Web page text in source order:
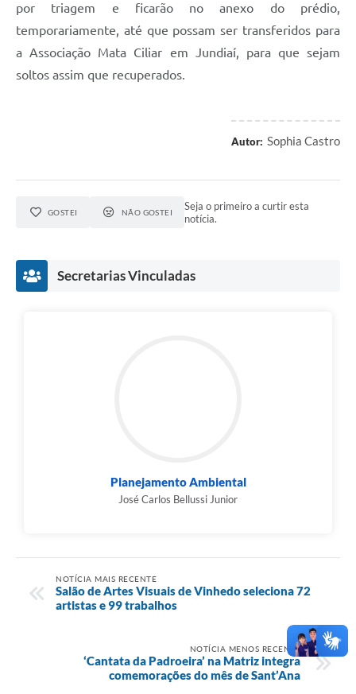
por triagem e ficarão no anexo do prédio,
temporariamente, até que possam ser transferidos para
a Associação Mata Ciliar em Jundiaí, para que sejam
soltos assim que recuperados.
Autor: Sophia Castro
GOSTEI NÃO GOSTEI
Seja o primeiro a curtir esta
notícia.
Secretarias Vinculadas
Planejamento Ambiental
José Carlos Bellussi Junior
NOTÍCIA MAIS RECENTE
Salão de Artes Visuais de Vinhedo seleciona 72
artistas e 99 trabalhos
NOTÍCIA MENOS RECENTE
‘Cantata da Padroeira’ na Matriz integra
comemorações do mês de Sant’Ana